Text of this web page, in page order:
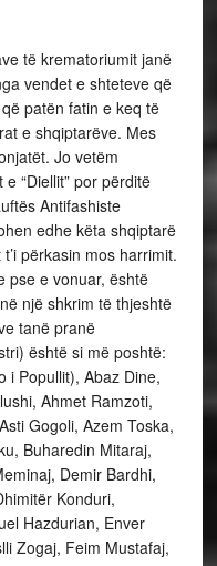
të krematoriumit janë
vendet e shteteve që
patën fatin e keq të
e shqiptarëve. Mes
Jo vetëm
“Diellit” por përditë
Antifashiste
edhe këta shqiptarë
përkasin mos harrimit.
pse e vonuar, është
një shkrim të thjeshtë
tanë pranë
është si më poshtë:
i Popullit), Abaz Dine,
Ahmet Ramzoti,
Gogoli, Azem Toska,
Buharedin Mitaraj,
Demir Bardhi,
Konduri,
Hazdurian, Enver
Zogaj, Feim Mustafaj,